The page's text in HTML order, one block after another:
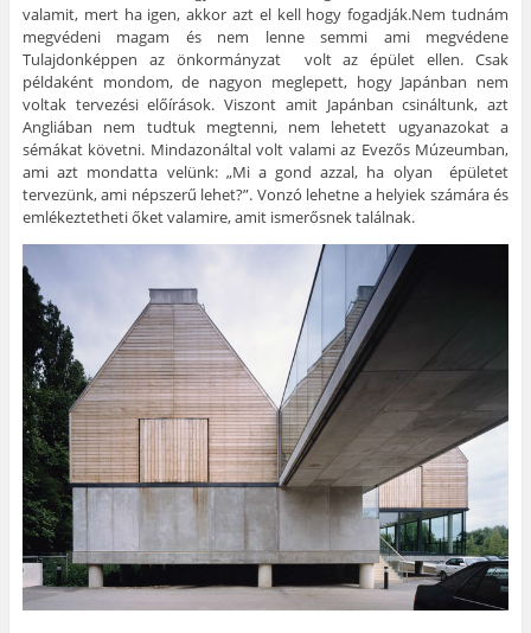
valamit, mert ha igen, akkor azt el kell hogy fogadják.Nem tudnám
megvédeni magam és nem lenne semmi ami megvédene
Tulajdonképpen az önkormányzat volt az épület ellen. Csak
példaként mondom, de nagyon meglepett, hogy Japánban nem
voltak tervezési előírások. Viszont amit Japánban csináltunk, azt
Angliában nem tudtuk megtenni, nem lehetett ugyanazokat a
sémákat követni. Mindazonáltal volt valami az Evezős Múzeumban,
ami azt mondatta velünk: „Mi a gond azzal, ha olyan épületet
tervezünk, ami népszerű lehet?”. Vonzó lehetne a helyiek számára és
emlékeztetheti őket valamire, amit ismerősnek találnak.